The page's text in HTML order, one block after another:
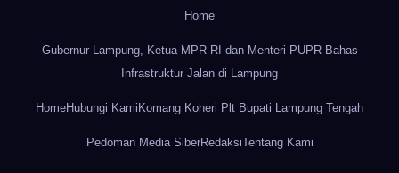
Home
Gubernur Lampung, Ketua MPR RI dan Menteri PUPR Bahas
Infrastruktur Jalan di Lampung
HomeHubungi Kami Komang Koheri Plt Bupati Lampung Tengah
Pedoman Media SiberRedaksiTentang Kami